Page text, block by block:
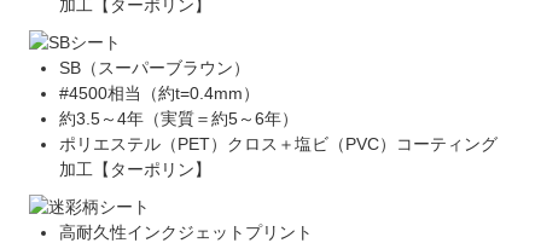
加工【ターポリン】
SB（スーパーブラウン）
#4500相当（約t=0.4mm）
約3.5～4年（実質＝約5～6年）
ポリエステル（PET）クロス＋塩ビ（PVC）コーティング
加工【ターポリン】
高耐久性インクジェットプリント